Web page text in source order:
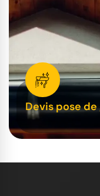
Devis pose